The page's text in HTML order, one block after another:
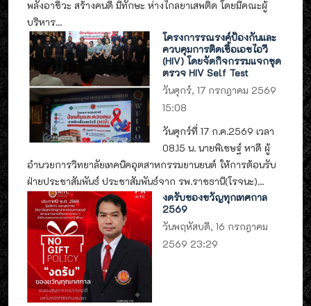
พลังอาชีวะ สร้างคนดี มีทักษะ ห่างไกลยาเสพติด โดยมีคณะผู้
บริหาร...
โครงการรณรงค์ป้องกันและ
ควบคุมการติดเชื้อเอชไอวี
(HIV) โดยจัดกิจกรรมแจกชุด
ตรวจ HIV Self Test
วันศุกร์, 17 กรกฎาคม 2569
15:08
วันศุกร์ที่ 17 ก.ค.2569 เวลา
08.15 น. นายพิเชษฐ์ หาดี ผู้
อำนวยการวิทยาลัยเทคนิคอุตสาหกรรมยานยนต์ ให้การต้อนรับ
ฝ่ายประชาสัมพันธ์ ประชาสัมพันธ์จาก รพ.ราชธานี(โรจนะ)...
งดรับของขวัญทุกเทศกาล
2569
วันพฤหัสบดี, 16 กรกฎาคม
2569 23:29